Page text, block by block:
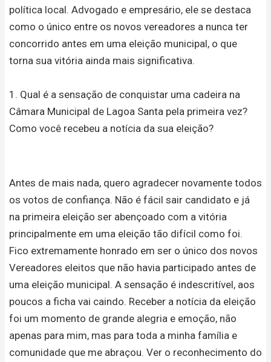
política local. Advogado e empresário, ele se destaca
como o único entre os novos vereadores a nunca ter
concorrido antes em uma eleição municipal, o que
torna sua vitória ainda mais significativa.
1. Qual é a sensação de conquistar uma cadeira na
Câmara Municipal de Lagoa Santa pela primeira vez?
Como você recebeu a notícia da sua eleição?
Antes de mais nada, quero agradecer novamente todos
os votos de confiança. Não é fácil sair candidato e já
na primeira eleição ser abençoado com a vitória
principalmente em uma eleição tão difícil como foi.
Fico extremamente honrado em ser o único dos novos
Vereadores eleitos que não havia participado antes de
uma eleição municipal. A sensação é indescritível, aos
poucos a ficha vai caindo. Receber a notícia da eleição
foi um momento de grande alegria e emoção, não
apenas para mim, mas para toda a minha família e
comunidade que me abraçou. Ver o reconhecimento do